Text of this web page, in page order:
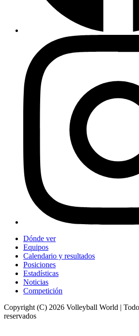
Dónde ver
Equipos
Calendario y resultados
Posiciones
Estadísticas
Noticias
Competición
Copyright (C) 2026 Volleyball World |
reservados